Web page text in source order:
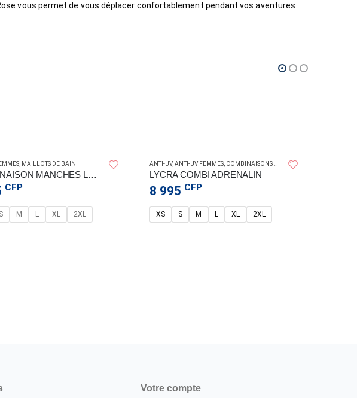
vous permet de vous déplacer confortablement pendant vos aventures
MAILLOTS DE BAIN
COMBINAISON MANCHES LONGUES ANTI-UV SNAKE – FLYING CLOUD
CFP
S M L XL 2XL
ANTI-UV, ANTI-UV FEMMES COMBINAISONS PLONGÉE
LYCRA COMBI ADRENALIN
8 995 CFP
XS S M L XL 2XL
Votre compte